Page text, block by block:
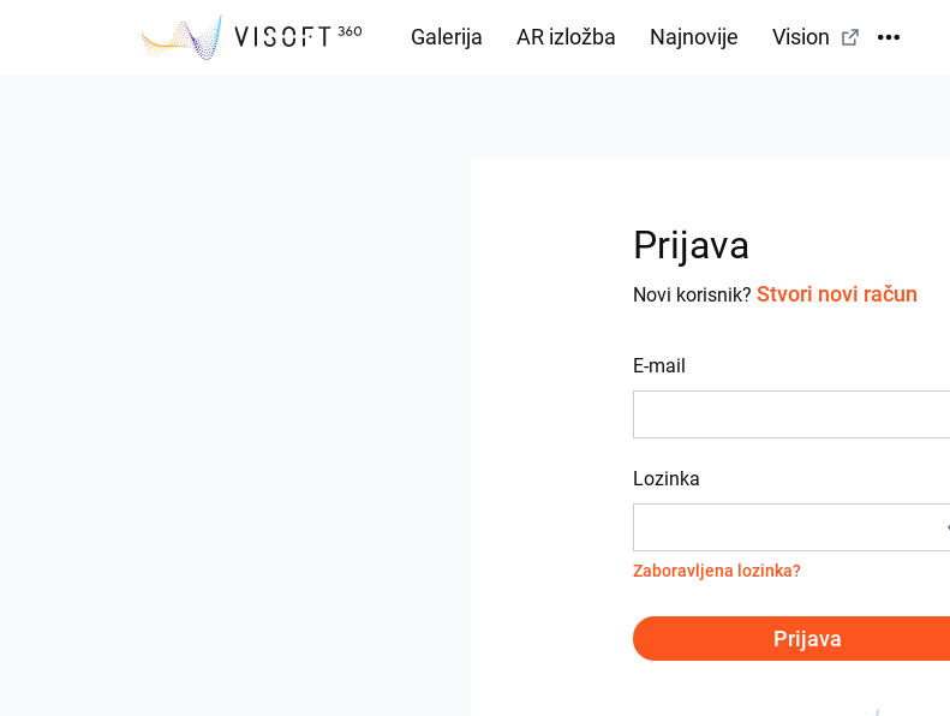
Galerija AR izložba Najnovije Vision
Prijava
Novi korisnik? Stvori novi račun
E-mail
Lozinka
Zaboravljena lozinka?
Prijava